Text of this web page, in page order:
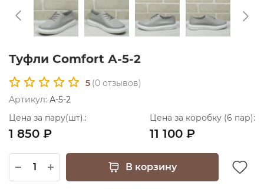
Туфли Comfort А-5-2
5 (0 отзывов)
Артикул: А-5-2
Цена за пару(шт).:
1 850 ₽
Цена за коробку (6 пар):
11 100 ₽
В корзину